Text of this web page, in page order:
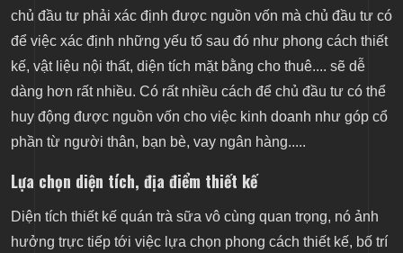
chủ đầu tư phải xác định được nguồn vốn mà chủ đầu tư có
để việc xác định những yếu tố sau đó như phong cách thiết
kế, vật liệu nội thất, diện tích mặt bằng cho thuê.... sẽ dễ
dàng hơn rất nhiều. Có rất nhiều cách để chủ đầu tư có thể
huy động được nguồn vốn cho việc kinh doanh như góp cổ
phần từ người thân, bạn bè, vay ngân hàng.....
Lựa chọn diện tích, địa điểm thiết kế
Diện tích thiết kế quán trà sữa vô cùng quan trọng, nó ảnh
hưởng trực tiếp tới việc lựa chọn phong cách thiết kế, bố trí